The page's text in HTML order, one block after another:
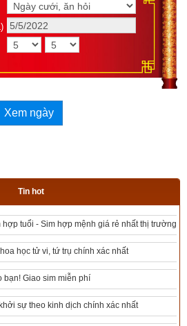
Tất tố
Kinh Dịch Trong Dự Báo, Dự Đoán
Ngô Tất Tố
học theo Kinh dịch
khoa học dự báo cổ
người quân tử
Dịch trong kinh doanh
trong kinh doanh
Xem ngày
Tin hot
tuổi - Sim hợp mệnh giá rẻ nhất thị trường
học tử vi, tứ trụ chính xác nhất
bạn! Giao sim miễn phí
sự theo kinh dịch chính xác nhất